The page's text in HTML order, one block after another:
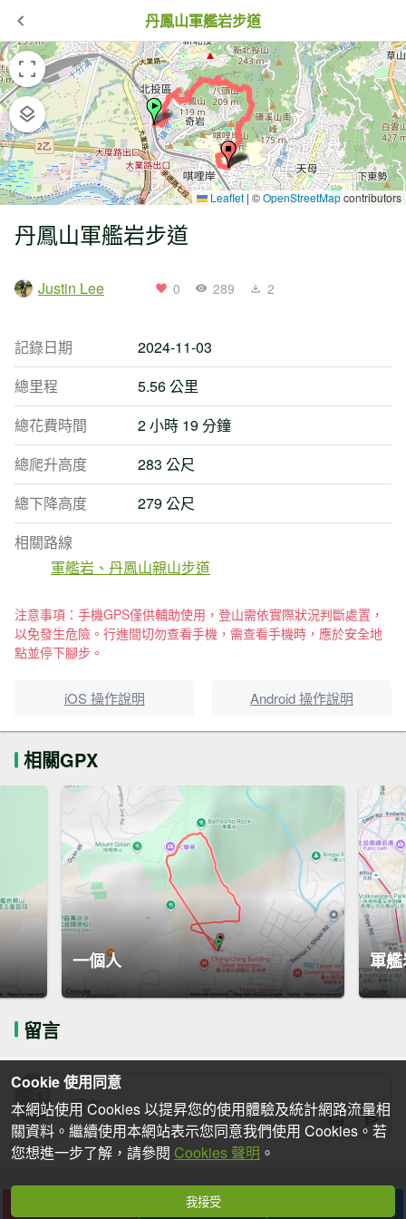
丹鳳山軍艦岩步道
Leaflet | ©OpenStreetMapcontributors
丹鳳山軍艦岩步道
Justin Lee 0 289 2
記錄日期
2024-11-03
總里程
5.56 公里
總花費時間
2 小時 19 分鐘
總爬升高度
283 公尺
總下降高度
279 公尺
相關路線
軍艦岩、丹鳳山親山步道
注意事項：手機GPS僅供輔助使用，登山需依實際狀況判斷處置，
以免發生危險。行進間切勿查看手機，需查看手機時，應於安全地
點並停下腳步。
iOS 操作說明 Android 操作說明
相關GPX
一個人 軍
留言
下載
Cookie 使用同意
本網站使用 Cookies 以提昇您的使用體驗及統計網路流量相
關資料。繼續使用本網站表示您同意我們使用 Cookies。若
您想進一步了解，請參閱 Cookies 聲明 。
我接受